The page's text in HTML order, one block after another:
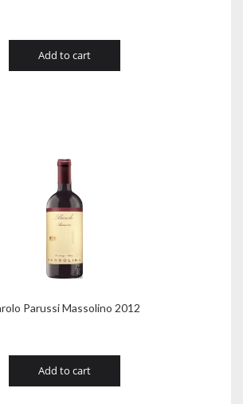
Add to cart
Parussi Massolino 2012
Add to cart